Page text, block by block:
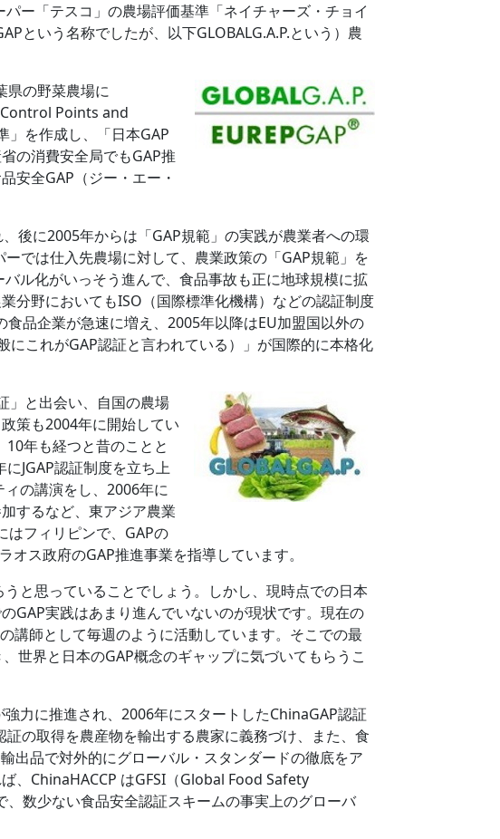
ー「テスコ」の農場評価基準「ネイチャーズ・チョイ
という名称でしたが、以下GLOBALG.A.P.という）農
県の野菜農場に
Control Points and
」を作成し、「日本GAP
の消費安全局でもGAP推
安全GAP（ジー・エー・
後に2005年からは「GAP規範」の実践が農業者への環
では仕入先農場に対して、農業政策の「GAP規範」を
ル化がいっそう進んで、食品事故も正に地球規模に拡
分野においてもISO（国際標準化機構）などの認証制度
品企業が急速に増え、2005年以降はEU加盟国以外の
これがGAP認証と言われている）」が国際的に本格化
」と出会い、自国の農場
策も2004年に開始してい
年も経つと昔のことと
JGAP認証制度を立ち上
の講演をし、2006年に
するなど、東アジア農業
はフィリピンで、GAPの
ス政府のGAP推進事業を指導しています。
と思っていることでしょう。しかし、現時点での日本
GAP実践はあまり進んでいないのが現状です。現在の
講師として毎週のように活動しています。そこでの最
世界と日本のGAP概念のギャップに気づいてもらうこ
力に推進され、2006年にスタートしたChinaGAP認証
の取得を農産物を輸出する農家に義務づけ、また、食
出品で対外的にグローバル・スタンダードの徹底をア
、ChinaHACCP はGFSI（Global Food Safety
数少ない食品安全認証スキームの事実上のグローバ